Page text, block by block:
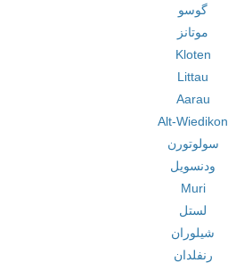
گوسو
موتانز
Kloten
Littau
Aarau
Alt-Wiedikon
سولوتورن
ودنسویل
Muri
لستل
شیلوران
رنفلدان